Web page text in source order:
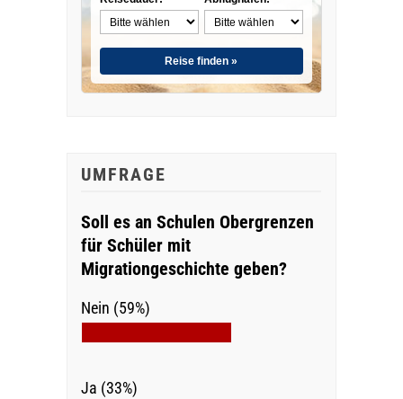
Reise finden »
UMFRAGE
Soll es an Schulen Obergrenzen
für Schüler mit
Migrationgeschichte geben?
Nein (59%)
Ja (33%)